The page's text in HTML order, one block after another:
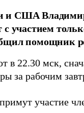
и США
участием
помощник
в 22.30 мск,
за рабочим
участие